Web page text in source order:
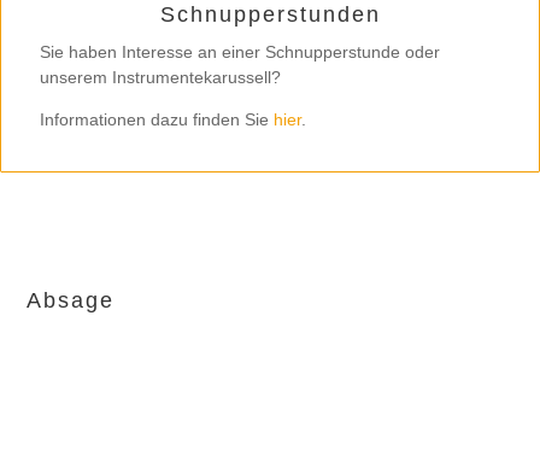
Schnupperstunden
Sie haben Interesse an einer Schnupperstunde oder
unserem Instrumentekarussell?
Informationen dazu finden Sie hier.
Absage